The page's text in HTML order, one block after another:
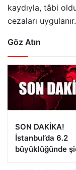
kaydıyla, tâbi
cezaları uygulanır.
Göz Atın
SON DAKİKA!
İstanbul’da 6.2
büyüklüğünde